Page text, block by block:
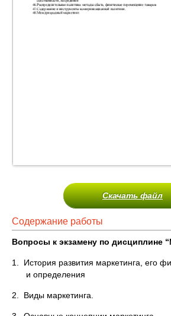
Скачать файл
Содержание работы
Вопросы к экзамену по дисциплине
1. История развития маркетинга, его
и определения
2. Виды маркетинга.